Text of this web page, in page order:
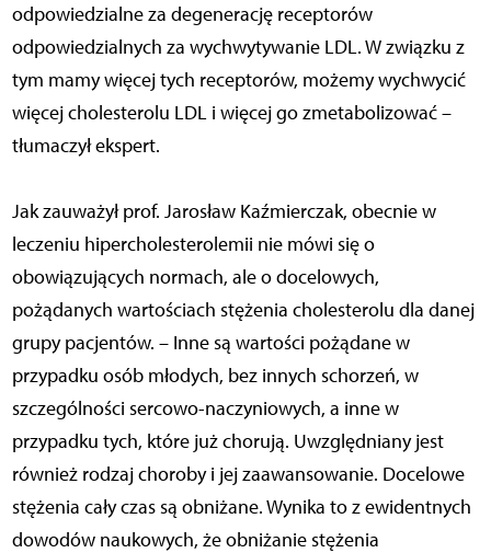
odpowiedzialne za degenerację receptorów
odpowiedzialnych za wychwytywanie LDL. W związku z
tym mamy więcej tych receptorów, możemy wychwycić
więcej cholesterolu LDL i więcej go zmetabolizować –
tłumaczył ekspert.
Jak zauważył prof. Jarosław Kaźmierczak, obecnie w
leczeniu hipercholesterolemii nie mówi się o
obowiązujących normach, ale o docelowych,
pożądanych wartościach stężenia cholesterolu dla danej
grupy pacjentów. – Inne są wartości pożądane w
przypadku osób młodych, bez innych schorzeń, w
szczególności sercowo-naczyniowych, a inne w
przypadku tych, które już chorują. Uwzględniany jest
również rodzaj choroby i jej zaawansowanie. Docelowe
stężenia cały czas są obniżane. Wynika to z ewidentnych
dowodów naukowych, że obniżanie stężenia